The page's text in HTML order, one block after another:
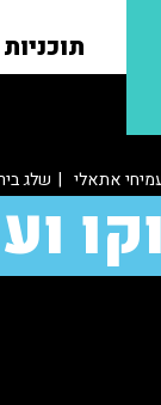
תוכניות
אתאלי | שלג